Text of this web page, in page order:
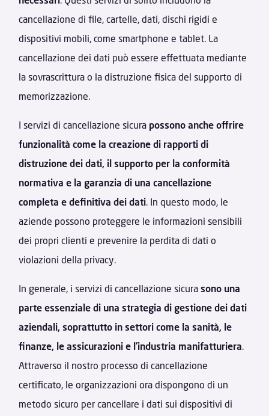
cancellazione di file, cartelle, dati, dischi rigidi e
dispositivi mobili, come smartphone e tablet. La
cancellazione dei dati può essere effettuata mediante
la sovrascrittura o la distruzione fisica del supporto di
memorizzazione.
I servizi di cancellazione sicura possono anche offrire
funzionalità come la creazione di rapporti di
distruzione dei dati, il supporto per la conformità
normativa e la garanzia di una cancellazione
completa e definitiva dei dati. In questo modo, le
aziende possono proteggere le informazioni sensibili
dei propri clienti e prevenire la perdita di dati o
violazioni della privacy.
In generale, i servizi di cancellazione sicurasono una
parte essenziale di una strategia di gestione dei dati
aziendali, soprattutto in settori come la sanità, le
finanze, le assicurazioni e l’industria manifatturiera.
Attraverso il nostro processo di cancellazione
certificato, le organizzazioni ora dispongono di un
metodo sicuro per cancellare i dati sui dispositivi di